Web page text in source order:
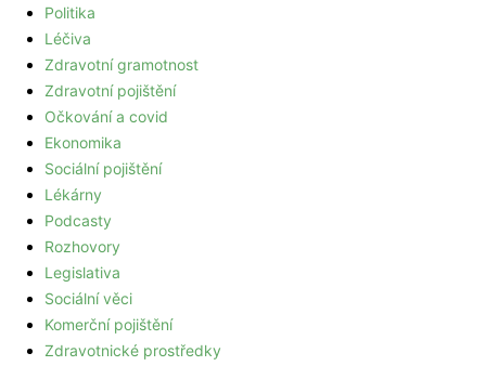
Politika
Léčiva
Zdravotní gramotnost
Zdravotní pojištění
Očkování a covid
Ekonomika
Sociální pojištění
Lékárny
Podcasty
Rozhovory
Legislativa
Sociální věci
Komerční pojištění
Zdravotnické prostředky